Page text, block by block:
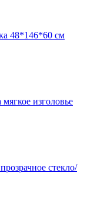
48*146*60 см
изголовье
стекло/